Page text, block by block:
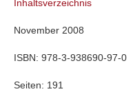
Inhaltsverzeichnis
November 2008
ISBN: 978-3-938690-97-0
Seiten: 191